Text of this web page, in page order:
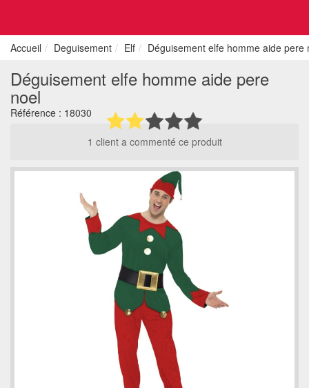
Accueil Deguisement Elf Déguisement elfe homme aide pere
Déguisement elfe homme aide pere
noel
Référence : 18030
1 client a commenté ce produit